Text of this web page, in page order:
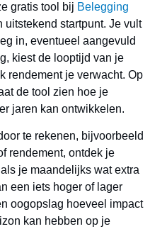
gratis tool bij Belegging
uitstekend startpunt. Je vult
in, eventueel aangevuld
kiest de looptijd van je
rendement je verwacht. Op
de tool zien hoe je
jaren kan ontwikkelen.
te rekenen, bijvoorbeeld
rendement, ontdek je
je maandelijks wat extra
een iets hoger of lager
oogopslag hoeveel impact
kan hebben op je